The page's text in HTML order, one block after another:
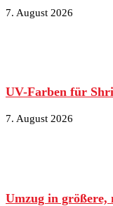
7. August 2026
UV-Farben für
7. August 2026
Umzug in größere,